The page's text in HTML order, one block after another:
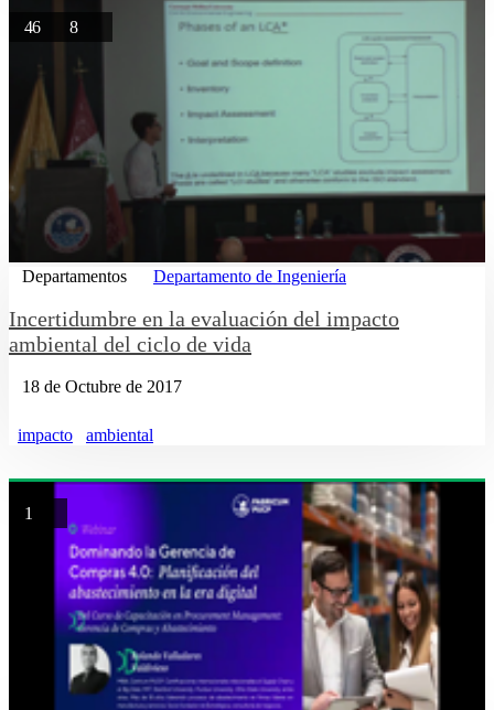
46 8
Departamentos Departamento de Ingeniería
Incertidumbre en la evaluación del impacto
ambiental del ciclo de vida
18 de Octubre de 2017
impacto ambiental
1